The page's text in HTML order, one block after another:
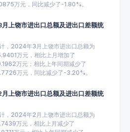
万元，同比减少了-1.80%。
上饶市进出口总额及进出口差额统
，2024年3月上饶市进出口总额为
万元，相比上月增加了
万元；相比上年同期减少了
万元，同比减少了-3.20%。
上饶市进出口总额及进出口差额统
，2024年2月上饶市进出口总额为
万元，相比上月减少了